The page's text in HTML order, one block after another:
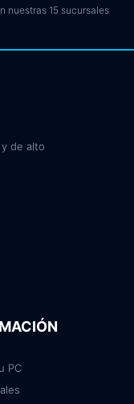
nuestras 15 sucursales
de alto
PC